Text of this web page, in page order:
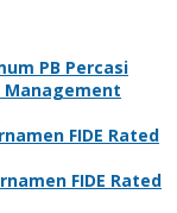
PB Percasi
Management
FIDE Rated
FIDE Rated